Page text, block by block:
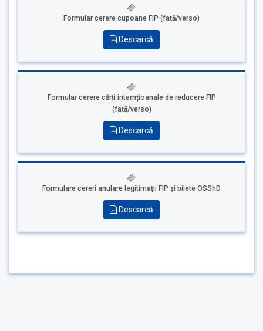
Formular cerere cupoane FIP (față/verso)
Descarcă
Formular cerere cărți internțioanale de reducere FIP
(față/verso)
Descarcă
Formulare cereri anulare legitimații FIP și bilete OSShD
Descarcă